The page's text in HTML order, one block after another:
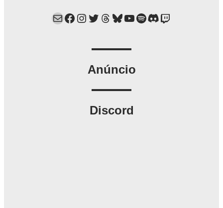
Mail Facebook Instagram Twitter Threads Bluesky YouTube Spotify Discord Twitch
Anúncio
Discord